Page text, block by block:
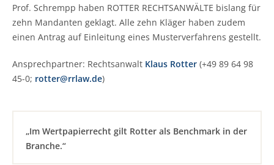
Prof. Schrempp haben ROTTER RECHTSANWÄLTE bislang für
zehn Mandanten geklagt. Alle zehn Kläger haben zudem
einen Antrag auf Einleitung eines Musterverfahrens gestellt.
Ansprechpartner: Rechtsanwalt Klaus Rotter (+49 89 64 98
45-0; rotter@rrlaw.de)
„Im Wertpapierrecht gilt Rotter als Benchmark in der
Branche.“